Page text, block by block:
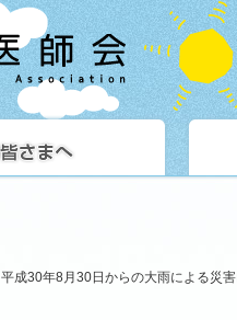
平成30年8月30日からの大雨による災